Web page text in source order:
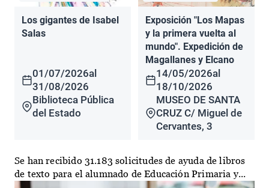
Los gigantes de Isabel
Salas
01/07/2026al
31/08/2026
Biblioteca Pública
del Estado
Exposición "Los Mapas
y la primera vuelta al
mundo". Expedición de
Magallanes y Elcano
14/05/2026al
18/10/2026
MUSEO DE SANTA
CRUZ C/ Miguel de
Cervantes, 3
Se han recibido 31.183 solicitudes de ayuda de libros
de texto para el alumnado de Educación Primaria y...